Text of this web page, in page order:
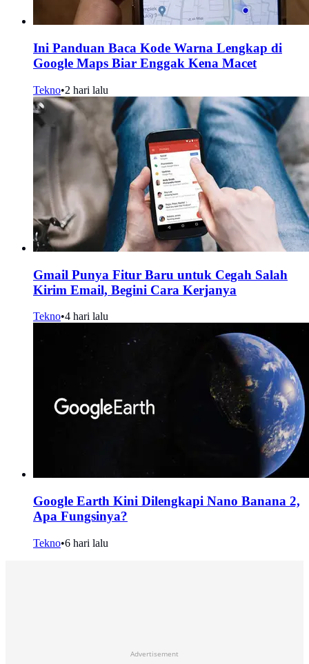
Ini Panduan Baca Kode Warna Lengkap di
Google Maps Biar Enggak Kena Macet
Tekno•2 hari lalu
Gmail Punya Fitur Baru untuk Cegah Salah
Kirim Email, Begini Cara Kerjanya
Tekno•4 hari lalu
Google Earth Kini Dilengkapi Nano Banana 2,
Apa Fungsinya?
Tekno•6 hari lalu
Advertisement